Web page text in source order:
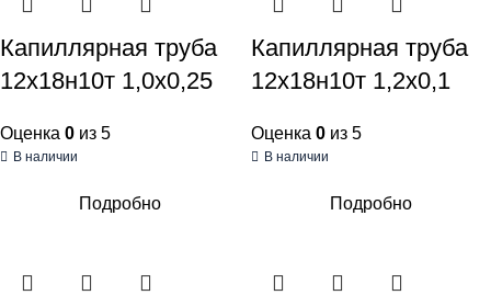
Капиллярная труба
12х18н10т 1,0х0,25
Оценка 0 из 5
В наличии
Подробно
Капиллярная труба
12х18н10т 1,2х0,1
Оценка 0 из 5
В наличии
Подробно